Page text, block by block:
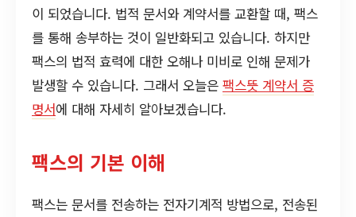
이 되었습니다. 법적 문서와 계약서를 교환할 때, 팩스
를 통해 송부하는 것이 일반화되고 있습니다. 하지만
팩스의 법적 효력에 대한 오해나 미비로 인해 문제가
발생할 수 있습니다. 그래서 오늘은 팩스뜻 계약서 증
명서에 대해 자세히 알아보겠습니다.
팩스의 기본 이해
팩스는 문서를 전송하는 전자기계적 방법으로, 전송된